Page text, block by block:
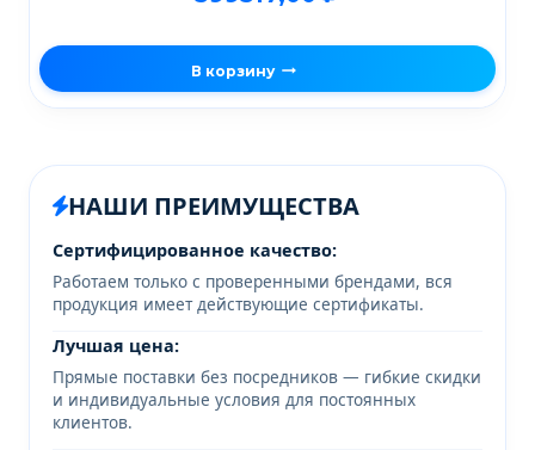
В корзину
НАШИ ПРЕИМУЩЕСТВА
Сертифицированное качество:
Работаем только с проверенными брендами, вся
продукция имеет действующие сертификаты.
Лучшая цена:
Прямые поставки без посредников — гибкие скидки
и индивидуальные условия для постоянных
клиентов.